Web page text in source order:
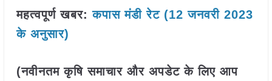
महत्वपूर्ण खबर:कपास मंडी रेट (12 जनवरी 2023
के अनुसार)
(नवीनतम कृषि समाचार और अपडेट के लिए आप